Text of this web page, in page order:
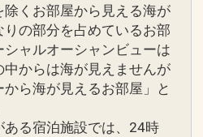
除くお部屋から見える海が
りの部分を占めているお部
シャルオーシャンビューは
中からは海が見えませんが
から海が見えるお部屋」と
ある宿泊施設では、24時